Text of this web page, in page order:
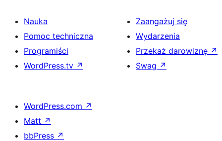
Nauka
Pomoc techniczna
Programiści
WordPress.tv ↗
Zaangażuj się
Wydarzenia
Przekaż darowiznę ↗
Swag ↗
WordPress.com ↗
Matt ↗
bbPress ↗